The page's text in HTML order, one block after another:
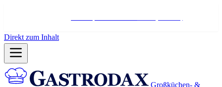
Direkt zum Inhalt
Großküchen- &